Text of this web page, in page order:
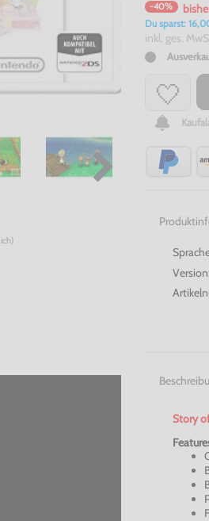
-40%
Du sparst:
inkl. ges.
Version:
Story